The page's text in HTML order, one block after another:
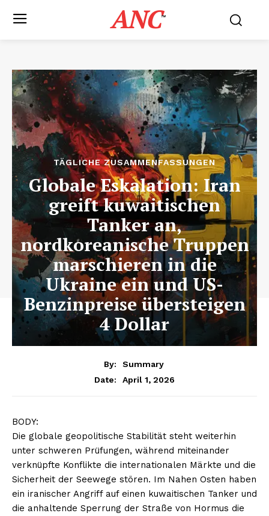
ANC™
TÄGLICHE ZUSAMMENFASSUNGEN
Globale Eskalation: Iran
greift kuwaitischen
Tanker an,
nordkoreanische Truppen
marschieren in die
Ukraine ein und US-
Benzinpreise übersteigen
4 Dollar
By:
Summary
Date:
April 1, 2026
BODY:
Die globale geopolitische Stabilität steht weiterhin
unter schweren Prüfungen, während miteinander
verknüpfte Konflikte die internationalen Märkte und die
Sicherheit der Seewege stören. Im Nahen Osten haben
ein iranischer Angriff auf einen kuwaitischen Tanker und
die anhaltende Sperrung der Straße von Hormus die